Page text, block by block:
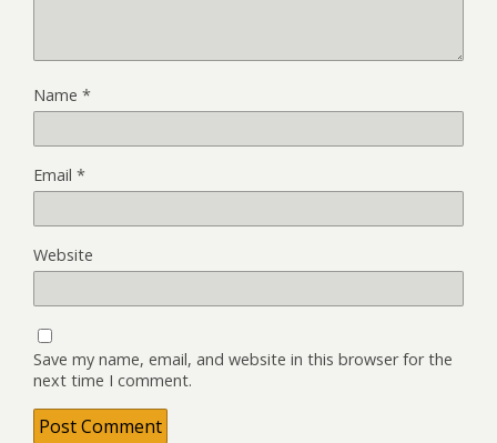
Name *
Email *
Website
Save my name, email, and website in this browser for the
next time I comment.